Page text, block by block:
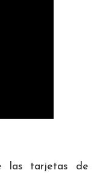
las tarjetas de